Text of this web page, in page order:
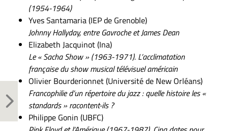
(1954-1964)
Yves Santamaria (IEP de Grenoble)
Johnny Hallyday, entre Gavroche et James Dean
Elizabeth Jacquinot (Ina)
Le « Sacha Show » (1963-1971). L’acclimatation
française du show musical télévisuel américain
Olivier Bourderionnet (Université de New Orléans)
Francophilie d’un répertoire du jazz : quelle histoire les «
standards » racontent-ils ?
Philippe Gonin (UBFC)